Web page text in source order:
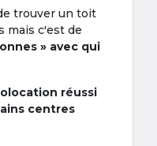
trouver un toit
mais c'est de
» avec qui
réussi
centres